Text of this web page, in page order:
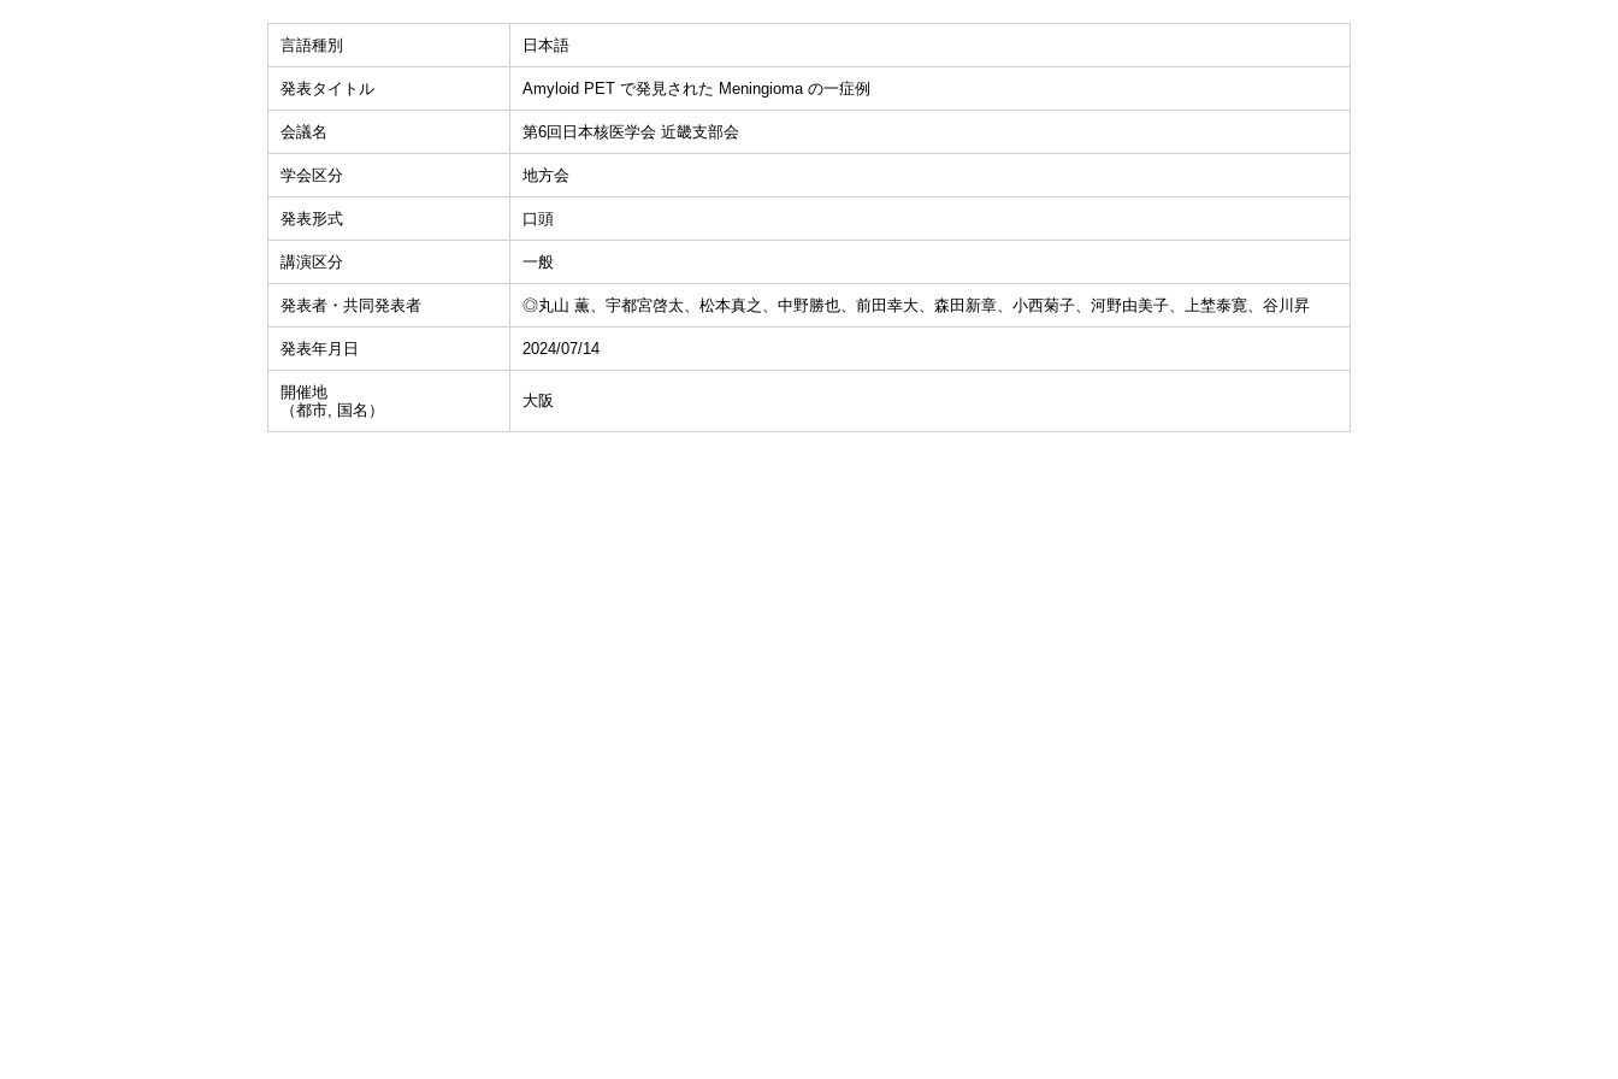
言語種別 日本語
発表タイトル Amyloid PET で発見された Meningioma の一症例
会議名 第6回日本核医学会 近畿支部会
学会区分 地方会
発表形式 口頭
講演区分 一般
発表者・共同発表者 ◎丸山 薫、宇都宮啓太、松本真之、中野勝也、前田幸大、森田新章、小西菊子、河野由美子、上埜泰寛、谷川昇
発表年月日 2024/07/14
開催地
（都市, 国名）
大阪